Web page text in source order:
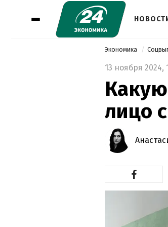
Экономика
13 ноября 2024,
лицо